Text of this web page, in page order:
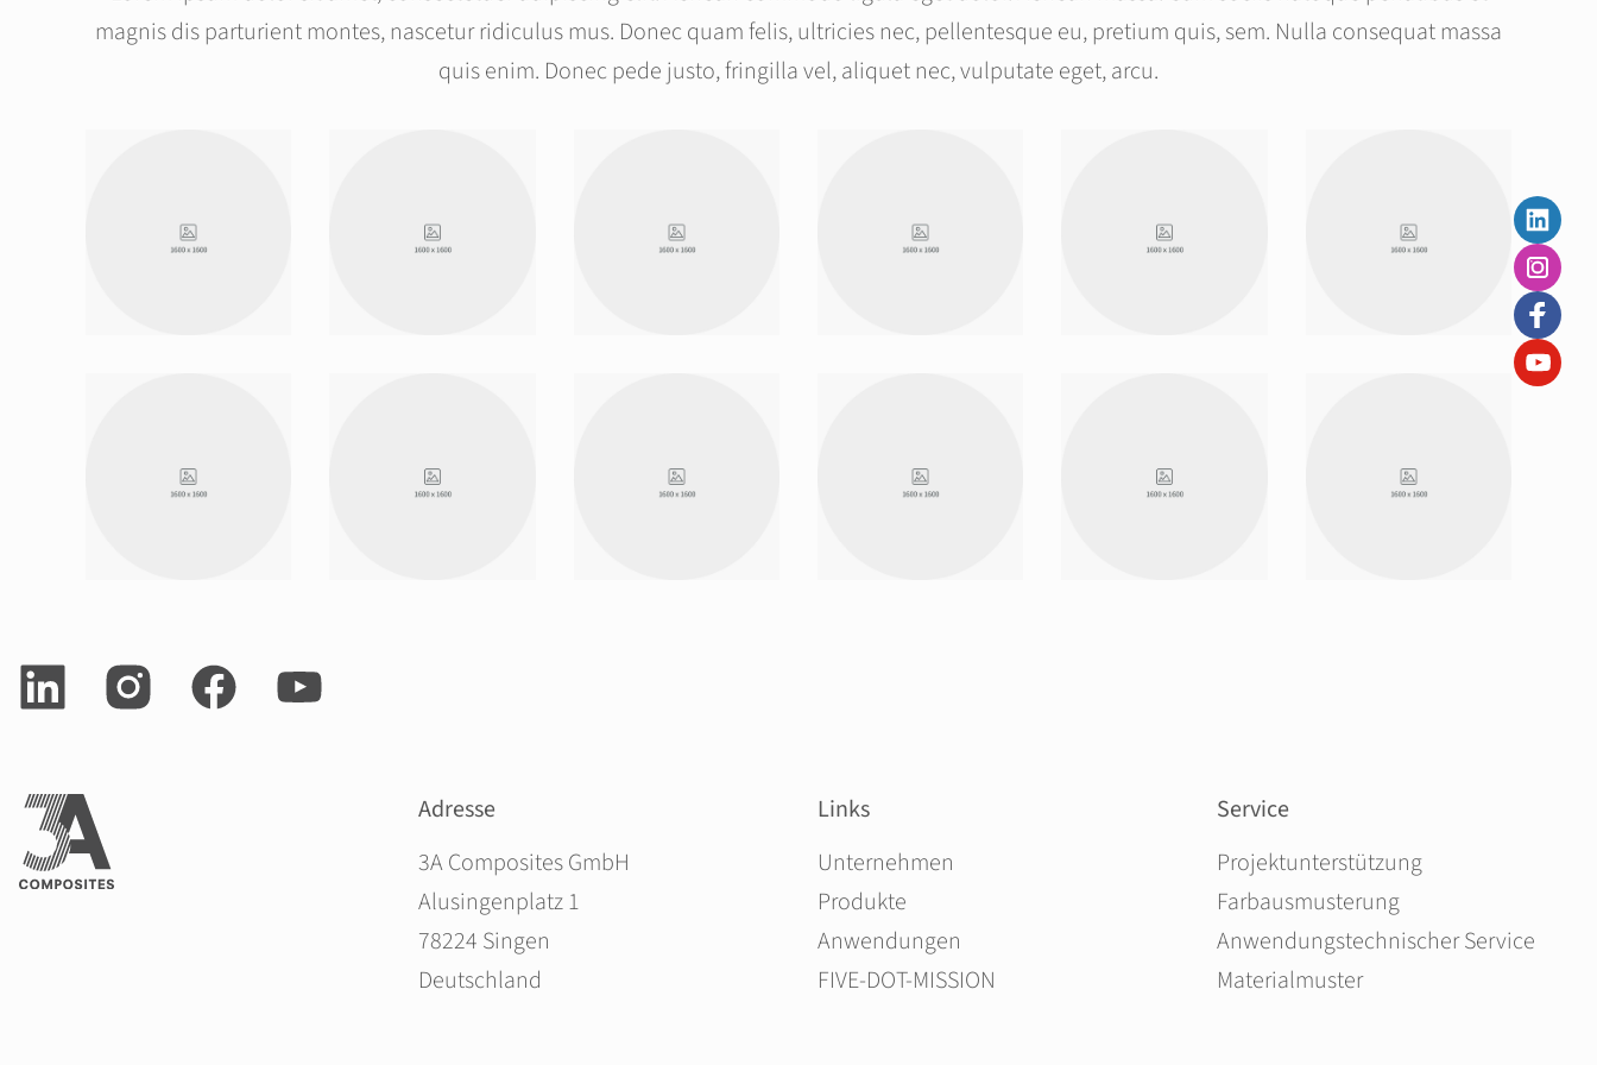
magnis dis parturient montes, nascetur ridiculus mus. Donec quam felis, ultricies nec, pellentesque eu, pretium quis, sem. Nulla consequat massa
quis enim. Donec pede justo, fringilla vel, aliquet nec, vulputate eget, arcu.
Adresse
3A Composites GmbH
Alusingenplatz 1
78224 Singen
Deutschland
Links
Navigation überspringen
Unternehmen
Produkte
Anwendungen
FIVE-DOT-MISSION
Service
Navigation überspringen
Projektunterstützung
Farbausmusterung
Anwendungstechnischer Service
Materialmuster